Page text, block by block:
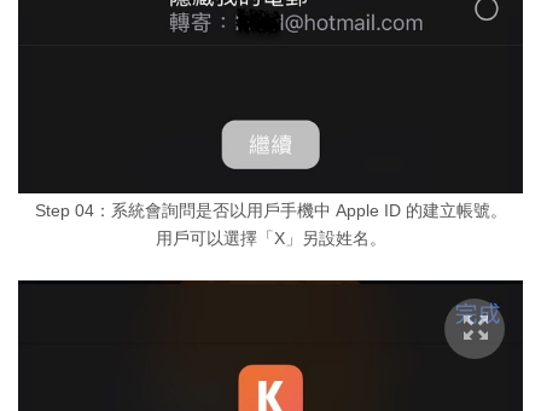
Step 04：系統會詢問是否以用戶手機中 Apple ID 的建立帳號。
用戶可以選擇「X」另設姓名。